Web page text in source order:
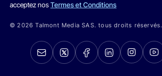
acceptez nosTermes et Conditions
© 2026 Talmont Media SAS. tous droits réservés.